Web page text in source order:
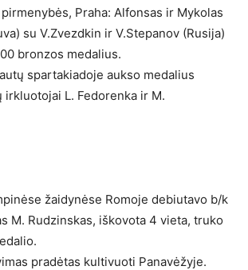
Praha: Alfonsas ir Mykolas
su V.Zvezdkin ir V.Stepanov (Rusija)
bronzos medalius.
spartakiadoje aukso medalius
irkluotojai L. Fedorenka ir M.
žaidynėse Romoje debiutavo b/k
M. Rudzinskas, iškovota 4 vieta, truko
pradėtas kultivuoti Panavėžyje.